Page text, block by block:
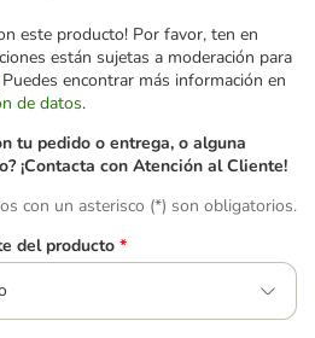
este producto! Por favor, ten en
están sujetas a moderación para
Puedes encontrar más información en
de datos.
tu pedido o entrega, o alguna
¡Contacta con Atención al Cliente!
con un asterisco (*) son obligatorios.
del producto *